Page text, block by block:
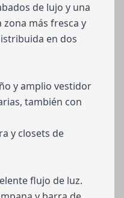
de lujo y una
más fresca y
en dos
y amplio vestidor
también con
y closets de
flujo de luz.